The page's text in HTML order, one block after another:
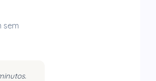
sem